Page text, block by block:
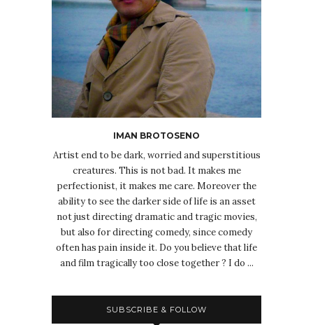
IMAN BROTOSENO
Artist end to be dark, worried and superstitious
creatures. This is not bad. It makes me
perfectionist, it makes me care. Moreover the
ability to see the darker side of life is an asset
not just directing dramatic and tragic movies,
but also for directing comedy, since comedy
often has pain inside it. Do you believe that life
and film tragically too close together ? I do ...
SUBSCRIBE & FOLLOW